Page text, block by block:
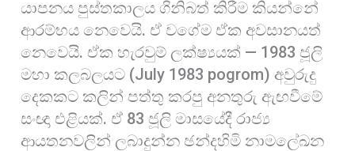
යාපනය පුස්තකාලය ගිනිබත් කිරීම කියන්නේ
ආරම්භය නෙවෙයි. ඒ වගේම ඒක අවසානයත්
නෙවෙයි. ඒක හැරවුම් ලක්ෂ්‍යයක් — 1983 ජූලි
මහා කලබලයට (July 1983 pogrom) අවුරුදු
දෙකකට කලින් පත්තු කරපු අනතුරු ඇඟවීමේ
සංඥා එළියක්. ඒ 83 ජූලි මාසයේදී රාජ්‍ය
ආයතනවලින් ලබාදුන්න ඡන්දහිමි නාමලේඛන